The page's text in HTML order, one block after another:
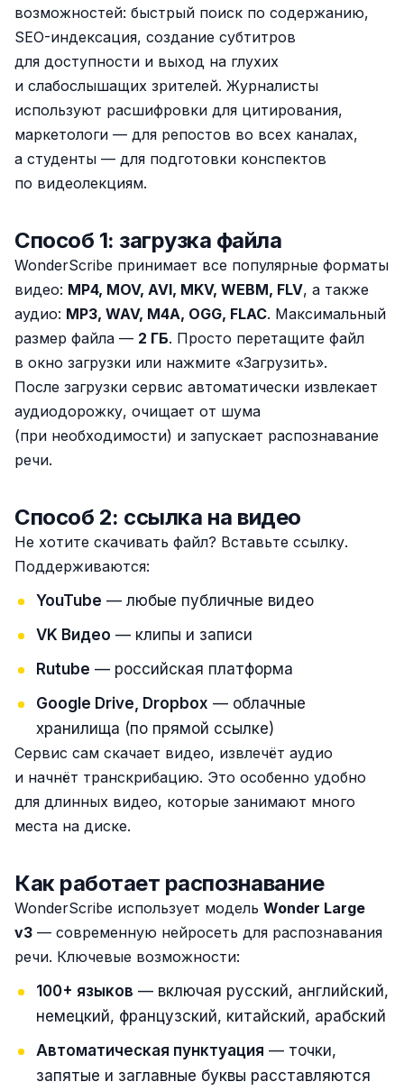
возможностей: быстрый поиск по содержанию,
SEO-индексация, создание субтитров
для доступности и выход на глухих
и слабослышащих зрителей. Журналисты
используют расшифровки для цитирования,
маркетологи — для репостов во всех каналах,
а студенты — для подготовки конспектов
по видеолекциям.
Способ 1: загрузка файла
WonderScribe принимает все популярные форматы
видео: MP4, MOV, AVI, MKV, WEBM, FLV, а также
аудио: MP3, WAV, M4A, OGG, FLAC. Максимальный
размер файла — 2 ГБ. Просто перетащите файл
в окно загрузки или нажмите «Загрузить».
После загрузки сервис автоматически извлекает
аудиодорожку, очищает от шума
(при необходимости) и запускает распознавание
речи.
Способ 2: ссылка на видео
Не хотите скачивать файл? Вставьте ссылку.
Поддерживаются:
YouTube — любые публичные видео
VK Видео — клипы и записи
Rutube — российская платформа
Google Drive, Dropbox — облачные
хранилища (по прямой ссылке)
Сервис сам скачает видео, извлечёт аудио
и начнёт транскрибацию. Это особенно удобно
для длинных видео, которые занимают много
места на диске.
Как работает распознавание
WonderScribe использует модель Wonder Large
v3 — современную нейросеть для распознавания
речи. Ключевые возможности:
100+ языков — включая русский, английский,
немецкий, французский, китайский, арабский
Автоматическая пунктуация — точки,
запятые и заглавные буквы расставляются